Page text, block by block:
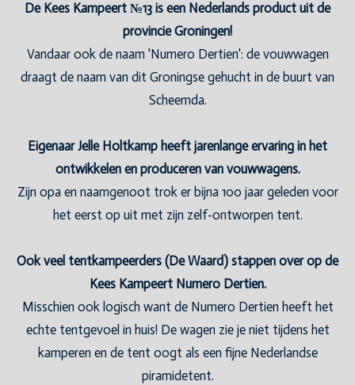
De Kees Kampeert №13 is een Nederlands product uit de
provincie Groningen!
Vandaar ook de naam 'Numero Dertien': de vouwwagen
draagt de naam van dit Groningse gehucht in de buurt van
Scheemda.
Eigenaar Jelle Holtkamp heeft jarenlange ervaring in het
ontwikkelen en produceren van vouwwagens.
Zijn opa en naamgenoot trok er bijna 100 jaar geleden voor
het eerst op uit met zijn zelf-ontworpen tent.
Ook veel tentkampeerders (De Waard) stappen over op de
Kees Kampeert Numero Dertien.
Misschien ook logisch want de Numero Dertien heeft het
echte tentgevoel in huis! De wagen zie je niet tijdens het
kamperen en de tent oogt als een fijne Nederlandse
piramidetent.